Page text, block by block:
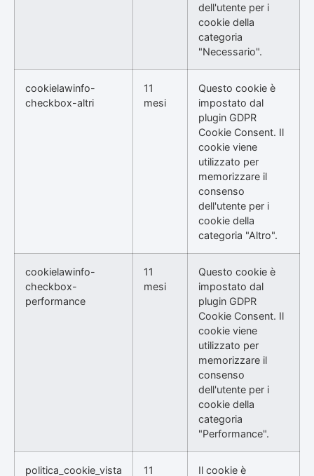
dell'utente per i
cookie della
categoria
"Necessario".
cookielawinfo-
checkbox-altri
11
mesi
Questo cookie è
impostato dal
plugin GDPR
Cookie Consent. Il
cookie viene
utilizzato per
memorizzare il
consenso
dell'utente per i
cookie della
categoria "Altro".
cookielawinfo-
checkbox-
performance
11
mesi
Questo cookie è
impostato dal
plugin GDPR
Cookie Consent. Il
cookie viene
utilizzato per
memorizzare il
consenso
dell'utente per i
cookie della
categoria
"Performance".
politica_cookie_vista 11 Il cookie è